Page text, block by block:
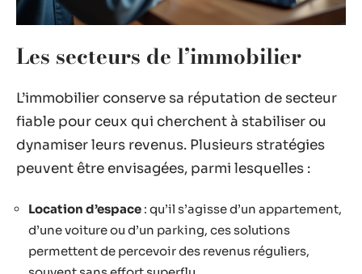
Les secteurs de l’immobilier
L’immobilier conserve sa réputation de secteur
fiable pour ceux qui cherchent à stabiliser ou
dynamiser leurs revenus. Plusieurs stratégies
peuvent être envisagées, parmi lesquelles :
Location d’espace : qu’il s’agisse d’un appartement,
d’une voiture ou d’un parking, ces solutions
permettent de percevoir des revenus réguliers,